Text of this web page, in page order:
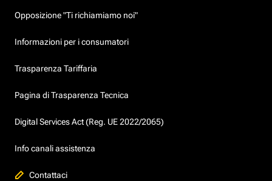
Opposizione "Ti richiamiamo noi"
Informazioni per i consumatori
Trasparenza Tariffaria
Pagina di Trasparenza Tecnica
Digital Services Act (Reg. UE 2022/2065)
Info canali assistenza
Contattaci